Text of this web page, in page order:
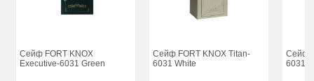
Сейф FORT KNOX
Executive-6031 Green
Сейф FORT KNOX Titan-
6031 White
Сейф
6031